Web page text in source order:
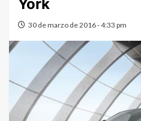
York
30 de marzo de 2016 - 4:33 pm